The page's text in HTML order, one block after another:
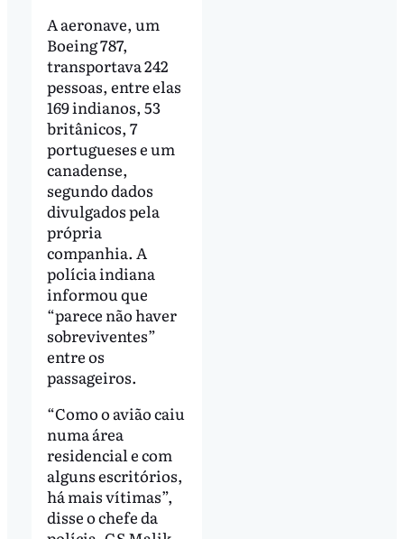
A aeronave, um
Boeing 787,
transportava 242
pessoas, entre elas
169 indianos, 53
britânicos, 7
portugueses e um
canadense,
segundo dados
divulgados pela
própria
companhia. A
polícia indiana
informou que
“parece não haver
sobreviventes”
entre os
passageiros.
“Como o avião caiu
numa área
residencial e com
alguns escritórios,
há mais vítimas”,
disse o chefe da